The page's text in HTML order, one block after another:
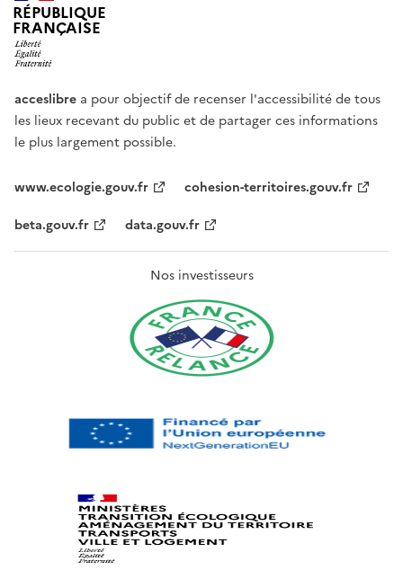
RÉPUBLIQUE
FRANÇAISE
acceslibre a pour objectif de recenser l'accessibilité de tous
les lieux recevant du public et de partager ces informations
le plus largement possible.
www.ecologie.gouv.fr
cohesion-territoires.gouv.fr
beta.gouv.fr
data.gouv.fr
Nos investisseurs